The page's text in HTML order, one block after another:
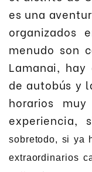
es una
organizados
menudo son
Lamanai,
de autobús y
horarios
experiencia,
sobretodo, si ya
extraordinarios